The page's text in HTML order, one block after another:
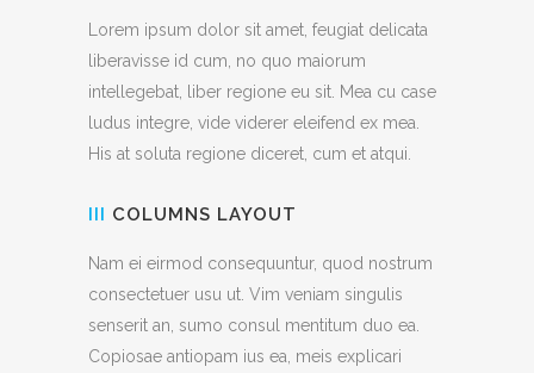
Lorem ipsum dolor sit amet, feugiat delicata
liberavisse id cum, no quo maiorum
intellegebat, liber regione eu sit. Mea cu case
ludus integre, vide viderer eleifend ex mea.
His at soluta regione diceret, cum et atqui.
III COLUMNS LAYOUT
Nam ei eirmod consequuntur, quod nostrum
consectetuer usu ut. Vim veniam singulis
senserit an, sumo consul mentitum duo ea.
Copiosae antiopam ius ea, meis explicari